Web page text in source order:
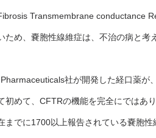
Transmembrane conductance
ため、嚢胞性線維症は、不治の病と考
社が開発した経口薬が
初めて、CFTRの機能を完全にではあ
までに1700以上報告されている嚢胞